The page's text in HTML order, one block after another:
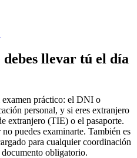
debes llevar tú el día
examen práctico: el DNI o
personal, y si eres extranjero
extranjero (TIE) o el pasaporte.
puedes examinarte. También es
para cualquier coordinación
documento obligatorio.